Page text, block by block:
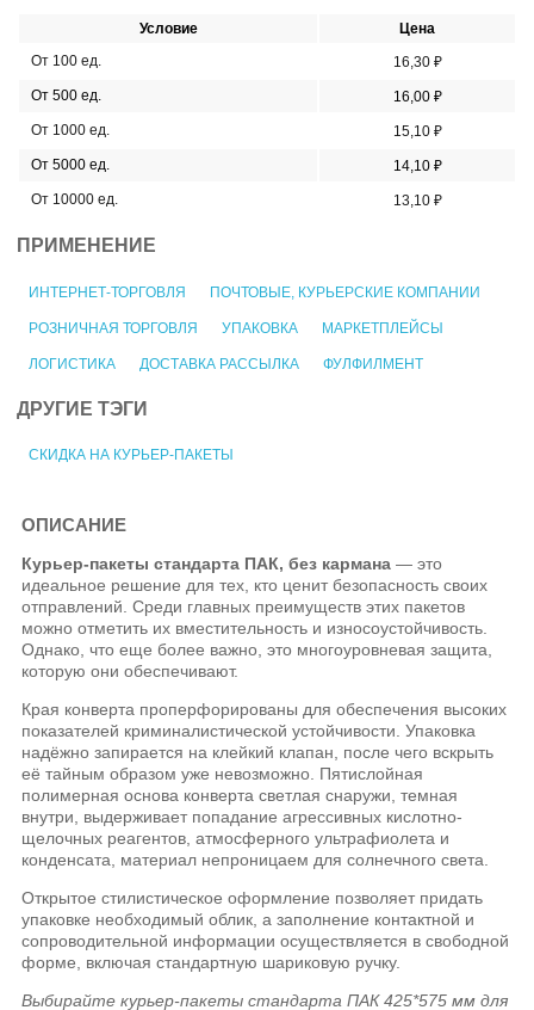
Условие
Цена
От 100 ед.
16,30 ₽
От 500 ед.
16,00 ₽
От 1000 ед.
15,10 ₽
От 5000 ед.
14,10 ₽
От 10000 ед.
13,10 ₽
ПРИМЕНЕНИЕ
ИНТЕРНЕТ-ТОРГОВЛЯ ПОЧТОВЫЕ, КУРЬЕРСКИЕ КОМПАНИИ
РОЗНИЧНАЯ ТОРГОВЛЯ УПАКОВКА МАРКЕТПЛЕЙСЫ
ЛОГИСТИКА ДОСТАВКА РАССЫЛКА ФУЛФИЛМЕНТ
ДРУГИЕ ТЭГИ
СКИДКА НА КУРЬЕР-ПАКЕТЫ
ОПИСАНИЕ
Курьер-пакеты стандарта ПАК, без кармана — это
идеальное решение для тех, кто ценит безопасность своих
отправлений. Среди главных преимуществ этих пакетов
можно отметить их вместительность и износоустойчивость.
Однако, что еще более важно, это многоуровневая защита,
которую они обеспечивают.
Края конверта проперфорированы для обеспечения высоких
показателей криминалистической устойчивости. Упаковка
надёжно запирается на клейкий клапан, после чего вскрыть
её тайным образом уже невозможно. Пятислойная
полимерная основа конверта светлая снаружи, темная
внутри, выдерживает попадание агрессивных кислотно-
щелочных реагентов, атмосферного ультрафиолета и
конденсата, материал непроницаем для солнечного света.
Открытое стилистическое оформление позволяет придать
упаковке необходимый облик, а заполнение контактной и
сопроводительной информации осуществляется в свободной
форме, включая стандартную шариковую ручку.
Выбирайте курьер-пакеты стандарта ПАК 425*575 мм для